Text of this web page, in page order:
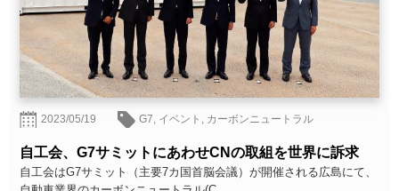
2023/05/19 G7 イベント カーボンニュートラル
自工会、G7サミットにあわせCNの取組を世界に訴求
自工会はG7サミット（主要7カ国首脳会議）が開催される広島にて、